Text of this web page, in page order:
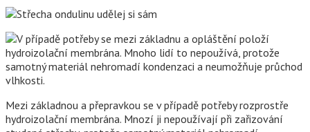
Mezi základnou a přepravkou se v případě potřeby rozprostře
hydroizolační membrána. Mnozí ji nepoužívají při zařizování